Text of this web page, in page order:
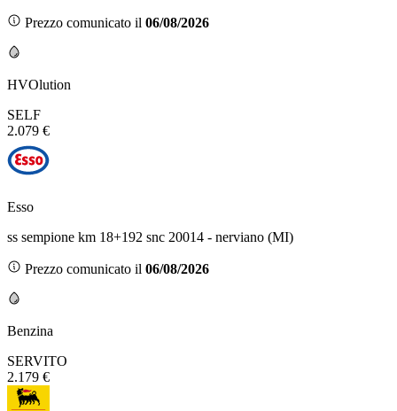
Prezzo comunicato il 06/08/2026
HVOlution
SELF
2.079 €
Esso
ss sempione km 18+192 snc 20014 - nerviano (MI)
Prezzo comunicato il 06/08/2026
Benzina
SERVITO
2.179 €